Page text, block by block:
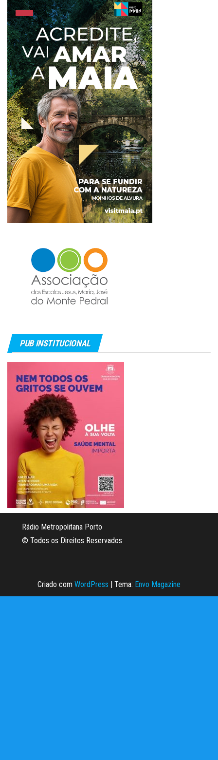
PUB INSTITUCIONAL
Rádio Metropolitana Porto
© Todos os Direitos Reservados
Criado com WordPress Tema: Envo Magazine